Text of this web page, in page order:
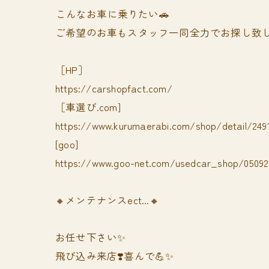
⁡⁡⁡こんなお車に乗りたい🚗
ご希望のお車もスタッフ一同全力でお探し致
［HP］
https://carshopfact.com/
［車選び.com]
https://www.kurumaerabi.com/shop/detail/
[goo]
https://www.goo-net.com/usedcar_shop/
🔸メンテナンスect...🔸
お任せ下さい✨
飛び込み来店❣️喜んで💪✨